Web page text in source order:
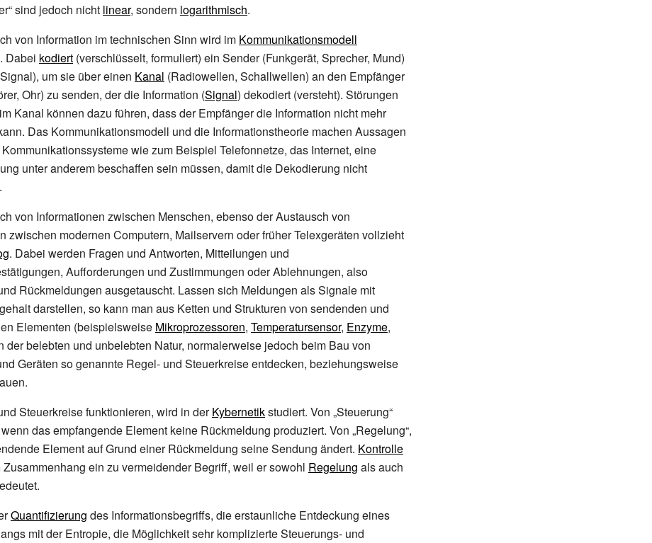
sind jedoch nicht linear, sondern logarithmisch.
von Information im technischen Sinn wird im Kommunikationsmodell
Dabei kodiert (verschlüsselt, formuliert) ein Sender (Funkgerät, Sprecher, Mund)
um sie über einen Kanal (Radiowellen, Schallwellen) an den Empfänger
Ohr) zu senden, der die Information (Signal) dekodiert (versteht). Störungen
Kanal können dazu führen, dass der Empfänger die Information nicht mehr
Das Kommunikationsmodell und die Informationstheorie machen Aussagen
wie zum Beispiel Telefonnetze, das Internet, eine
unter anderem beschaffen sein müssen, damit die Dekodierung nicht
von Informationen zwischen Menschen, ebenso der Austausch von
zwischen modernen Computern, Mailservern oder früher Telexgeräten vollzieht
. Dabei werden Fragen und Antworten, Mitteilungen und
Aufforderungen und Zustimmungen oder Ablehnungen, also
Rückmeldungen ausgetauscht. Lassen sich Meldungen als Signale mit
darstellen, so kann man aus Ketten und Strukturen von sendenden und
Elementen (beispielsweise Mikroprozessoren, Temperatursensor, Enzyme,
der belebten und unbelebten Natur, normalerweise jedoch beim Bau von
Geräten so genannte Regel- und Steuerkreise entdecken, beziehungsweise
Steuerkreise funktionieren, wird in derKybernetikstudiert. Von „Steuerung“
das empfangende Element keine Rückmeldung produziert. Von „Regelung“,
Element auf Grund einer Rückmeldung seine Sendung ändert. Kontrolle
Zusammenhang ein zu vermeidender Begriff, weil er sowohl Regelung als auch
Quantifizierung des Informationsbegriffs, die erstaunliche Entdeckung eines
mit der Entropie, die Möglichkeit sehr komplizierte Steuerungs- und